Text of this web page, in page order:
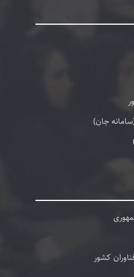
جان)
کشور